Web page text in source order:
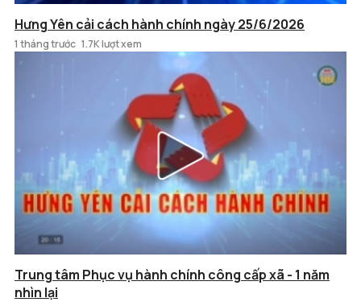
Hưng Yên cải cách hành chính ngày 25/6/2026
1 tháng trước 1.7K lượt xem
Trung tâm Phục vụ hành chính công cấp xã - 1 năm
nhìn lại